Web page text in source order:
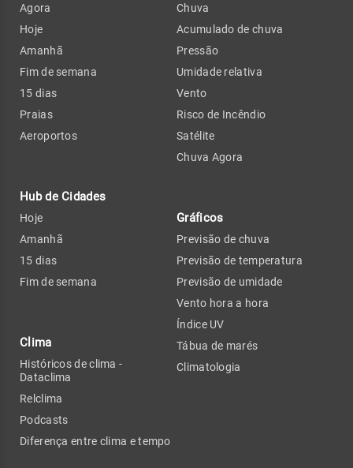
Agora
Hoje
Amanhã
Fim de semana
15 dias
Praias
Aeroportos
Hub de Cidades
Hoje
Amanhã
15 dias
Fim de semana
Clima
Históricos de clima -
Dataclima
Relclima
Podcasts
Diferença entre clima e tempo
Chuva
Acumulado de chuva
Pressão
Umidade relativa
Vento
Risco de Incêndio
Satélite
Chuva Agora
Gráficos
Previsão de chuva
Previsão de temperatura
Previsão de umidade
Vento hora a hora
Índice UV
Tábua de marés
Climatologia